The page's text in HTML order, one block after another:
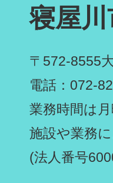
寝屋
〒572-8555
電話：072-
業務時間は
施設や業務
(法人番号